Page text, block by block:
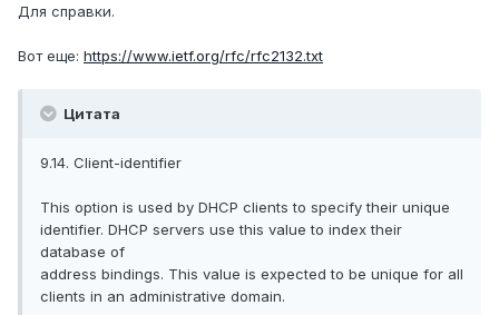
Для справки.
Вот еще: https://www.ietf.org/rfc/rfc2132.txt
Цитата
9.14. Client-identifier
This option is used by DHCP clients to specify their unique
identifier. DHCP servers use this value to index their
database of
address bindings. This value is expected to be unique for all
clients in an administrative domain.